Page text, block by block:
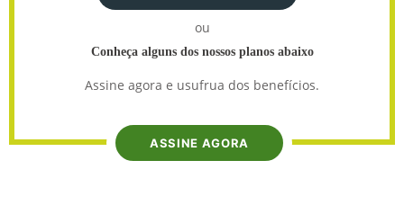
ou
Conheça alguns dos nossos planos abaixo
Assine agora e usufrua dos benefícios.
ASSINE AGORA